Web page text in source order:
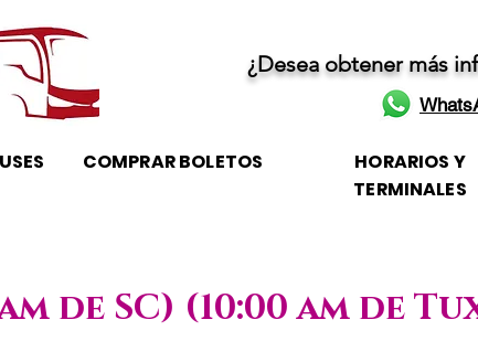
¿Desea obtener más
COMPRAR BOLETOS
HORARIOS Y
TERMINALES
de SC) (10:00 am de